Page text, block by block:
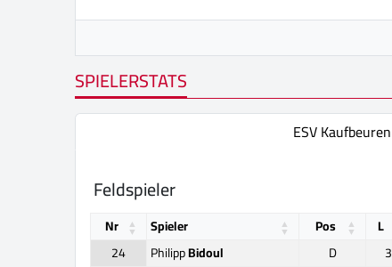
SPIELERSTATS
ESV Kaufbeuren
Feldspieler
Nr Spieler Pos L
24
PhilippBidoul D 3